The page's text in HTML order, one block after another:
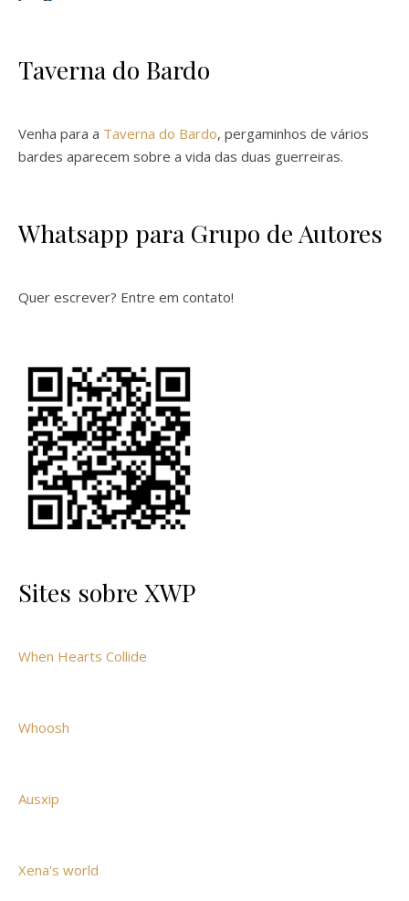
Taverna do Bardo
Venha para a Taverna do Bardo, pergaminhos de vários
bardes aparecem sobre a vida das duas guerreiras.
Whatsapp para Grupo de Autores
Quer escrever? Entre em contato!
Sites sobre XWP
When Hearts Collide
Whoosh
Ausxip
Xena's world